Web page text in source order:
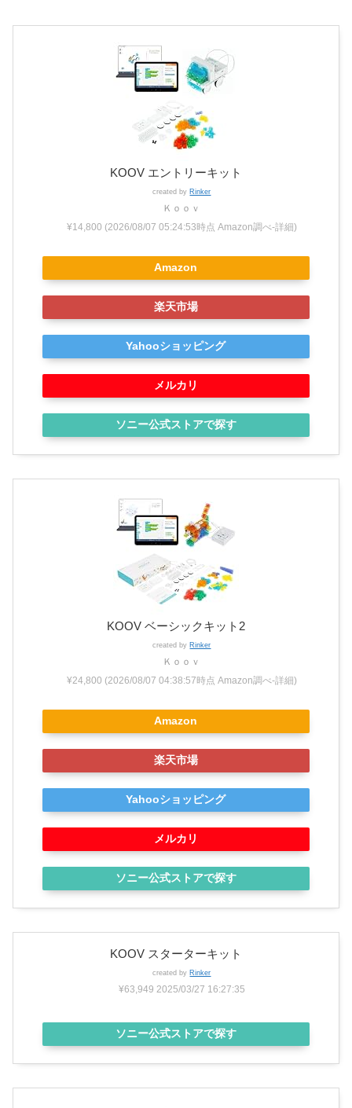
KOOV エントリーキット
created by Rinker
Ｋｏｏｖ
¥14,800 (2026/08/07 05:24:53時点 Amazon調べ-詳細)
Amazon
楽天市場
Yahooショッピング
メルカリ
ソニー公式ストアで探す
KOOV ベーシックキット2
created by Rinker
Ｋｏｏｖ
¥24,800 (2026/08/07 04:38:57時点 Amazon調べ-詳細)
Amazon
楽天市場
Yahooショッピング
メルカリ
ソニー公式ストアで探す
KOOV スターターキット
created by Rinker
¥63,949 2025/03/27 16:27:35
ソニー公式ストアで探す